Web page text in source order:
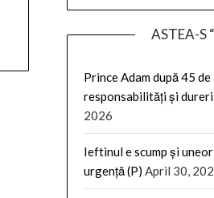
ASTEA-S
Prince Adam după 45 de
responsabilități și dureri
2026
Ieftinul e scump și
urgență (P) April 30,